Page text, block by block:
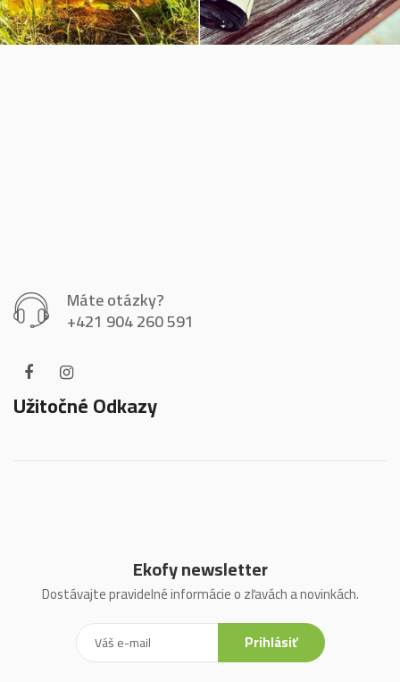
Máte otázky?
+421 904 260 591
Užitočné Odkazy
Ekofy newsletter
Dostávajte pravidelné informácie o zľavách a novinkách.
Prihlásiť